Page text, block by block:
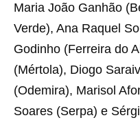
Maria João Ganhão
Verde), Ana Raquel
Godinho (Ferreira do
(Mértola), Diogo
(Odemira), Marisol
Soares (Serpa) e